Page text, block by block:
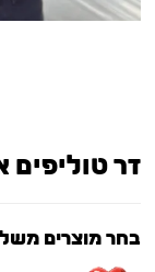
זר טוליפים
בחר מוצרים